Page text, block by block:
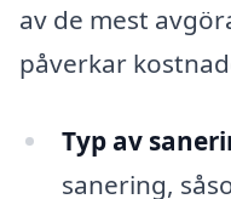
av de mest
påverkar
Typ av
sanering,